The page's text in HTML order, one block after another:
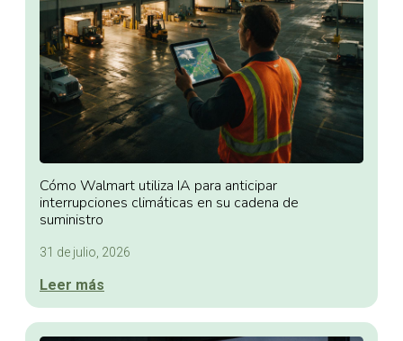
Cómo Walmart utiliza IA para anticipar
interrupciones climáticas en su cadena de
suministro
31 de julio, 2026
Leer más